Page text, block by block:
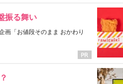
振る舞い
画「お値段そのまま おかわり